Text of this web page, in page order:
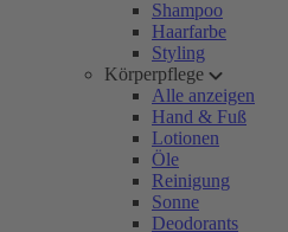
Shampoo
Haarfarbe
Styling
Körperpflege
Alle anzeigen
Hand & Fuß
Lotionen
Öle
Reinigung
Sonne
Deodorants